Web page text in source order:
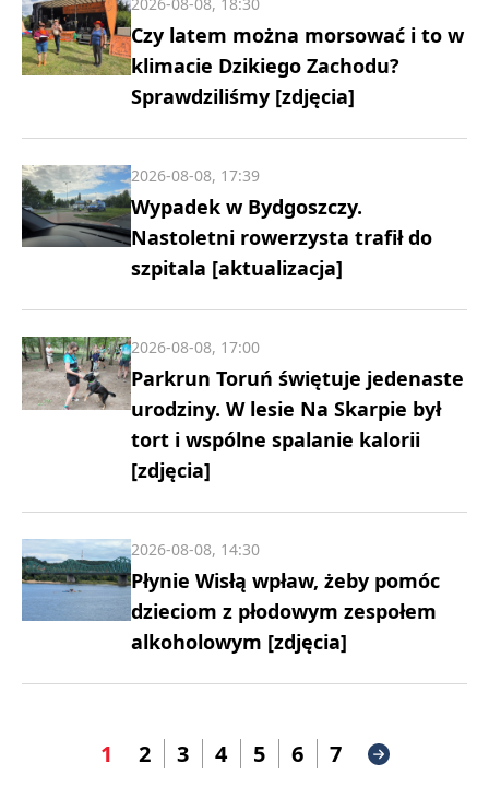
Czy latem można morsować i to w
klimacie Dzikiego Zachodu?
Sprawdziliśmy [zdjęcia]
Wypadek w Bydgoszczy.
Nastoletni rowerzysta trafił do
szpitala [aktualizacja]
2026-08-08, 17:39
Parkrun Toruń świętuje jedenaste
urodziny. W lesie Na Skarpie był
tort i wspólne spalanie kalorii
[zdjęcia]
2026-08-08, 17:00
Płynie Wisłą wpław, żeby pomóc
dzieciom z płodowym zespołem
alkoholowym [zdjęcia]
2026-08-08, 14:30
1 2 3 4 5 6 7